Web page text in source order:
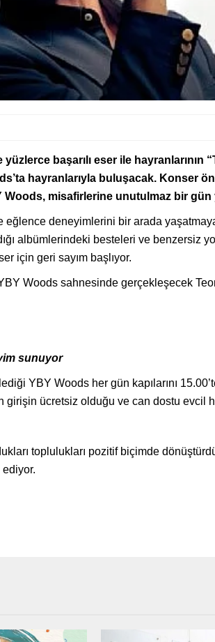
başarılı eser ile hayranlarının
hayranlarıyla buluşacak. Konser
Woods, misafirlerine unutulmaz bir gün
deneyimlerini bir arada
albümlerindeki besteleri ve benzersiz
için geri sayım başlıyor.
Woods sahnesinde gerçekleşecek
sunuyor
YBY Woods her gün kapılarını
ücretsiz olduğu ve can dostu evcil
toplulukları pozitif biçimde